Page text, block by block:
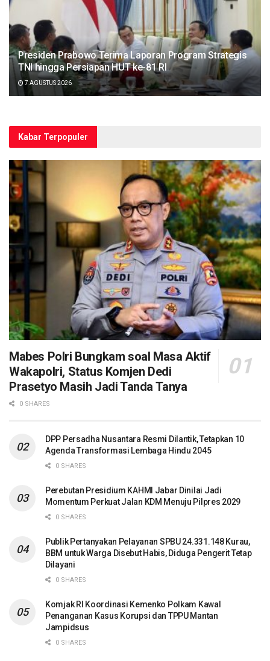
Presiden Prabowo Terima Laporan Program Strategis
TNI hingga Persiapan HUT ke-81 RI
7 AGUSTUS 2026
Kabar Terpopuler
Mabes Polri Bungkam soal Masa Aktif
Wakapolri, Status Komjen Dedi
Prasetyo Masih Jadi Tanda Tanya
0 SHARES
DPP Persadha Nusantara Resmi Dilantik, Tetapkan 10
Agenda Transformasi Lembaga Hindu 2045
0 SHARES
Perebutan Presidium KAHMI Jabar Dinilai Jadi
Momentum Perkuat Jalan KDM Menuju Pilpres 2029
0 SHARES
Publik Pertanyakan Pelayanan SPBU 24.331.148 Kurau,
BBM untuk Warga Disebut Habis, Diduga Pengerit Tetap
Dilayani
0 SHARES
Komjak RI Koordinasi Kemenko Polkam Kawal
Penanganan Kasus Korupsi dan TPPU Mantan
Jampidsus
0 SHARES